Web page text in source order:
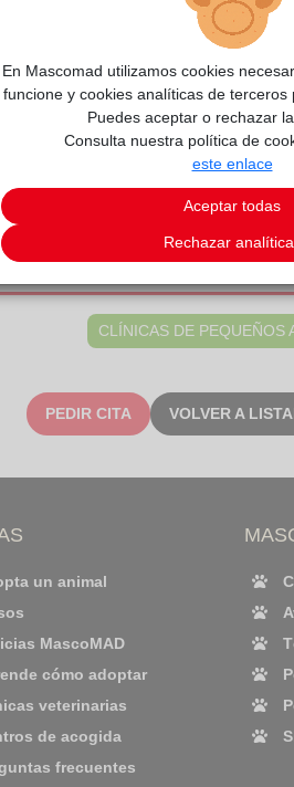
CLÍNICAS DE PEQUEÑOS
PEDIR CITA VOLVER A
un animal
MascoMAD
cómo adoptar
veterinarias
de acogida
frecuentes
En Mascomad utilizamos cookies
funcione y cookies analíticas de terceros
Puedes aceptar o rechazar
Consulta nuestra política de
este enlace
Aceptar todas
Rechazar